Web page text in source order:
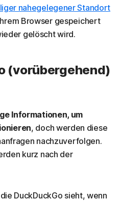
nahegelegener Standort
Browser gespeichert
gelöscht wird.
(vorübergehend)
Informationen, um
, doch werden diese
nachzuverfolgen.
kurz nach der
DuckDuckGo sieht, wenn